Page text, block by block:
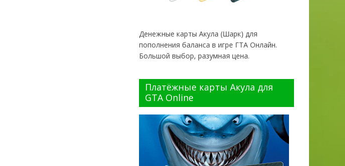
Денежные карты Акула (Шарк) для
пополнения баланса в игре ГТА Онлайн.
Большой выбор, разумная цена.
Платёжные карты Акула для
GTA Online